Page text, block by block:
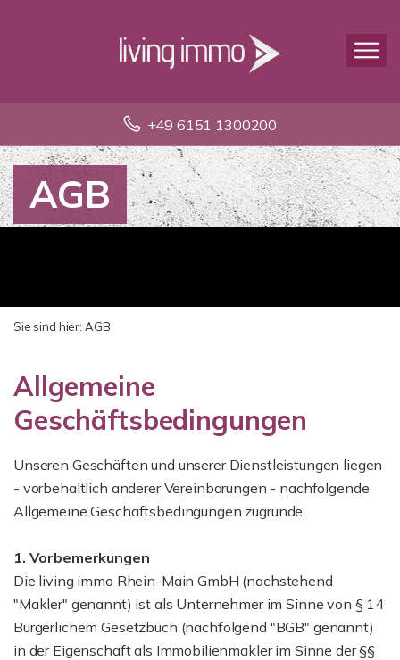
+49 6151 1300200
AGB
Sie sind hier: AGB
Allgemeine
Geschäftsbedingungen
Unseren Geschäften und unserer Dienstleistungen liegen
- vorbehaltlich anderer Vereinbarungen - nachfolgende
Allgemeine Geschäftsbedingungen zugrunde.
1. Vorbemerkungen
Die living immo Rhein-Main GmbH (nachstehend
"Makler" genannt) ist als Unternehmer im Sinne von § 14
Bürgerlichem Gesetzbuch (nachfolgend "BGB" genannt)
in der Eigenschaft als Immobilienmakler im Sinne der §§